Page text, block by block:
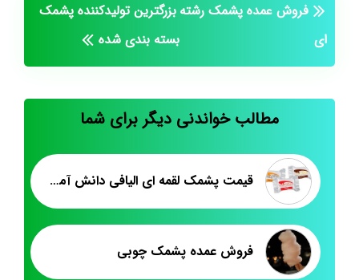
فروش عمده پشمک رشته
ای
بزرگترین تولیدکننده پشمک
بسته بندی شده
مطالب خواندنی دیگر برای شما
قیمت پشمک لقمه ای الیافی دانش آموزی
فروش عمده پشمک چوبی